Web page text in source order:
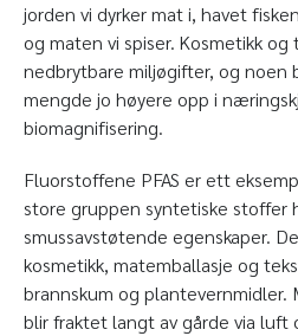
jorden vi dyrker mat i, havet
og maten vi spiser. Kosmetikk
nedbrytbare miljøgifter, og noen
mengde jo høyere opp i
biomagnifisering.
Fluorstoffene PFAS er ett
store gruppen syntetiske stoffer
smussavstøtende egenskaper.
kosmetikk, matemballasje og
brannskum og plantevernmidler.
blir fraktet langt av gårde via luft